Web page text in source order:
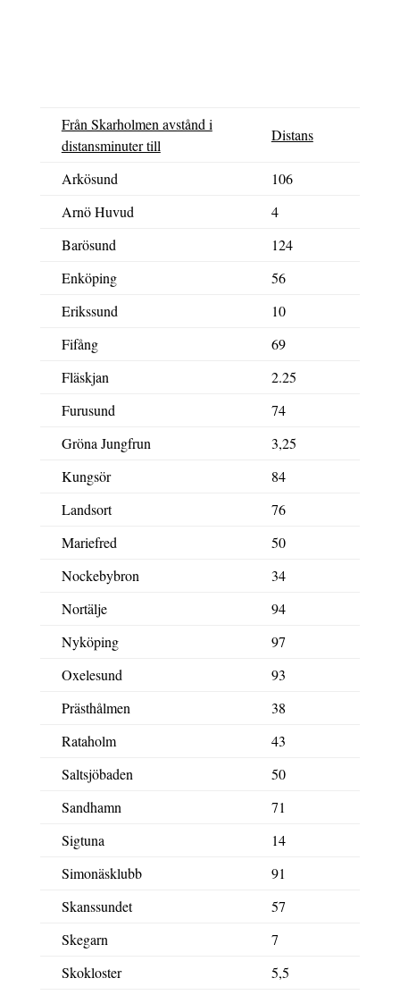
Från Skarholmen avstånd i
distansminuter till
Distans
Arkösund
106
Arnö Huvud
4
Barösund
124
Enköping
56
Erikssund
10
Fifång
69
Fläskjan
2.25
Furusund
74
Gröna Jungfrun
3,25
Kungsör
84
Landsort
76
Mariefred
50
Nockebybron
34
Nortälje
94
Nyköping
97
Oxelesund
93
Prästhålmen
38
Rataholm
43
Saltsjöbaden
50
Sandhamn
71
Sigtuna
14
Simonäsklubb
91
Skanssundet
57
Skegarn
7
Skokloster
5,5